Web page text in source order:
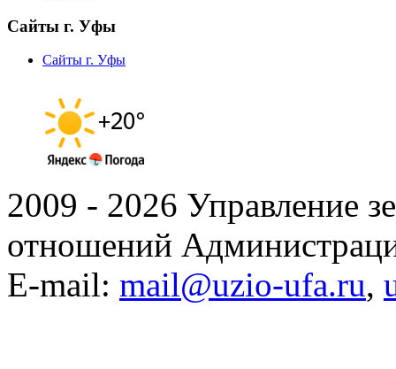
Сайты г. Уфы
Сайты г. Уфы
2009 - 2026 Управление
отношений
E-mail: mail@uzio-ufa.ru,